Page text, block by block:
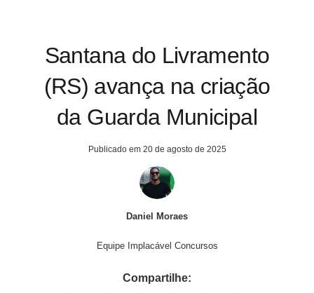
Santana do Livramento
(RS) avança na criação
da Guarda Municipal
Publicado em 20 de agosto de 2025
Daniel Moraes
Equipe Implacável Concursos
Compartilhe: